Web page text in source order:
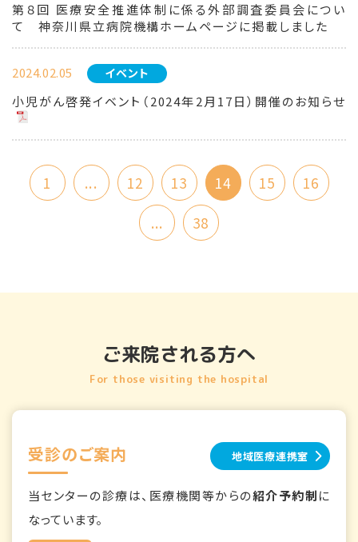
第８回 医療安全推進体制に係る外部調査委員会につい
て 神奈川県立病院機構ホームページに掲載しました
2024.02.05 イベント
小児がん啓発イベント（2024年2月17日）開催のお知らせ
1 ... 12 13 14 15
16
...
38
ご来院される方へ
For those visiting the hospital
受診のご案内 地域医療連携室
当センターの診療は、医療機関等からの紹介予約制に
なっています。